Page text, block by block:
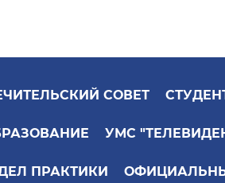
СОВЕТ
УМС
ПРАКТИКИ